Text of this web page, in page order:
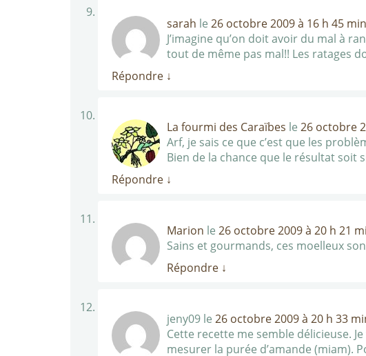
sarah le 26 octobre 2009 à 16 h 45 min
J’imagine qu’on doit avoir du mal à
tout de même pas mal!! Les ratages
Répondre ↓
La fourmi des Caraïbes le 26 octobre
Arf, je sais ce que c’est que les
Bien de la chance que le résultat soit
Répondre ↓
Marion le 26 octobre 2009 à 20 h 21
Sains et gourmands, ces moelleux
Répondre ↓
jeny09 le 26 octobre 2009 à 20 h 33
Cette recette me semble délicieuse.
mesurer la purée d’amande (miam).